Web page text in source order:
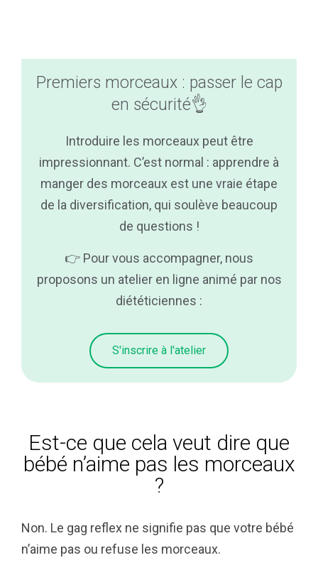
Premiers morceaux : passer le cap
en sécurité👌
Introduire les morceaux peut être
impressionnant. C’est normal : apprendre à
manger des morceaux est une vraie étape
de la diversification, qui soulève beaucoup
de questions !
👉 Pour vous accompagner, nous
proposons un atelier en ligne animé par nos
diététiciennes :
S'inscrire à l'atelier
Est-ce que cela veut dire que
bébé n’aime pas les morceaux
?
Non. Le gag reflex ne signifie pas que votre bébé
n’aime pas ou refuse les morceaux.